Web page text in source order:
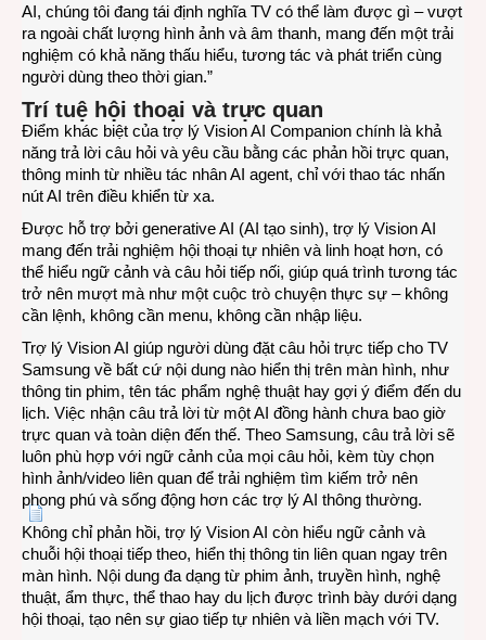
AI, chúng tôi đang tái định nghĩa TV có thể làm được gì – vượt
ra ngoài chất lượng hình ảnh và âm thanh, mang đến một trải
nghiệm có khả năng thấu hiểu, tương tác và phát triển cùng
người dùng theo thời gian.”
Trí tuệ hội thoại và trực quan
Điểm khác biệt của trợ lý Vision AI Companion chính là khả
năng trả lời câu hỏi và yêu cầu bằng các phản hồi trực quan,
thông minh từ nhiều tác nhân AI agent, chỉ với thao tác nhấn
nút AI trên điều khiển từ xa.
Được hỗ trợ bởi generative AI (AI tạo sinh), trợ lý Vision AI
mang đến trải nghiệm hội thoại tự nhiên và linh hoạt hơn, có
thể hiểu ngữ cảnh và câu hỏi tiếp nối, giúp quá trình tương tác
trở nên mượt mà như một cuộc trò chuyện thực sự – không
cần lệnh, không cần menu, không cần nhập liệu.
Trợ lý Vision AI giúp người dùng đặt câu hỏi trực tiếp cho TV
Samsung về bất cứ nội dung nào hiển thị trên màn hình, như
thông tin phim, tên tác phẩm nghệ thuật hay gợi ý điểm đến du
lịch. Việc nhận câu trả lời từ một AI đồng hành chưa bao giờ
trực quan và toàn diện đến thế. Theo Samsung, câu trả lời sẽ
luôn phù hợp với ngữ cảnh của mọi câu hỏi, kèm tùy chọn
hình ảnh/video liên quan để trải nghiệm tìm kiếm trở nên
phong phú và sống động hơn các trợ lý AI thông thường.
Không chỉ phản hồi, trợ lý Vision AI còn hiểu ngữ cảnh và
chuỗi hội thoại tiếp theo, hiển thị thông tin liên quan ngay trên
màn hình. Nội dung đa dạng từ phim ảnh, truyền hình, nghệ
thuật, ẩm thực, thể thao hay du lịch được trình bày dưới dạng
hội thoại, tạo nên sự giao tiếp tự nhiên và liền mạch với TV.